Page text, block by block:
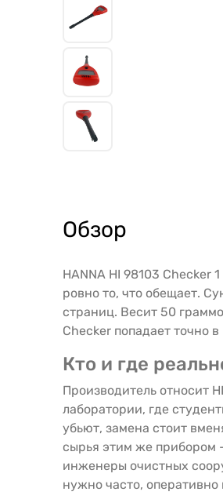
Обзор
HANNA HI 98103
ровно то, что обещает.
страниц. Весит 50
Checker попадает точно в
Кто и где
Производитель относит
лаборатории, где
убьют, замена стоит
сырья этим же прибором
инженеры очистных
нужно часто,